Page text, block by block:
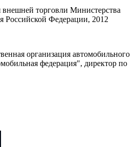
внешней торговли Министерства
Российской Федерации, 2012
организация автомобильного
федерация", директор по